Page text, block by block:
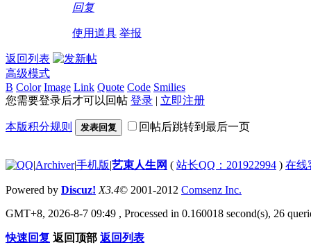
回复
使用道具 举报
返回列表
高级模式
B Color Image Link Quote Code Smilies
您需要登录后才可以回帖 登录 | 立即注册
本版积分规则 发表回复 回帖后跳转到最后一页
|Archiver|手机版|艺束人生网 ( 站长QQ：201922994 ) 在线
Powered by Discuz! X3.4© 2001-2012 Comsenz Inc.
GMT+8, 2026-8-7 09:49 , Processed in 0.160018 second(s), 26
快速回复 返回顶部 返回列表